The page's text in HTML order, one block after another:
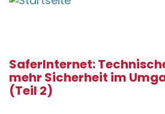
Direkt
SaferInternet:
mehr Sicherheit im
(Teil 2)